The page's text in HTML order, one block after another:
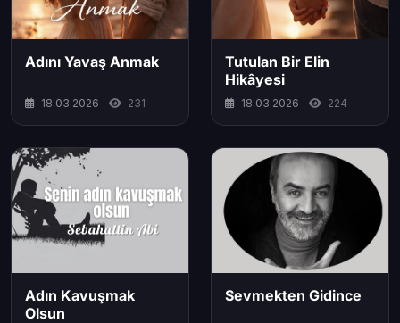
Adını Yavaş Anmak
18.03.2026 231
Tutulan Bir Elin
Hikâyesi
18.03.2026 224
Adın Kavuşmak
Olsun
Sevmekten Gidince